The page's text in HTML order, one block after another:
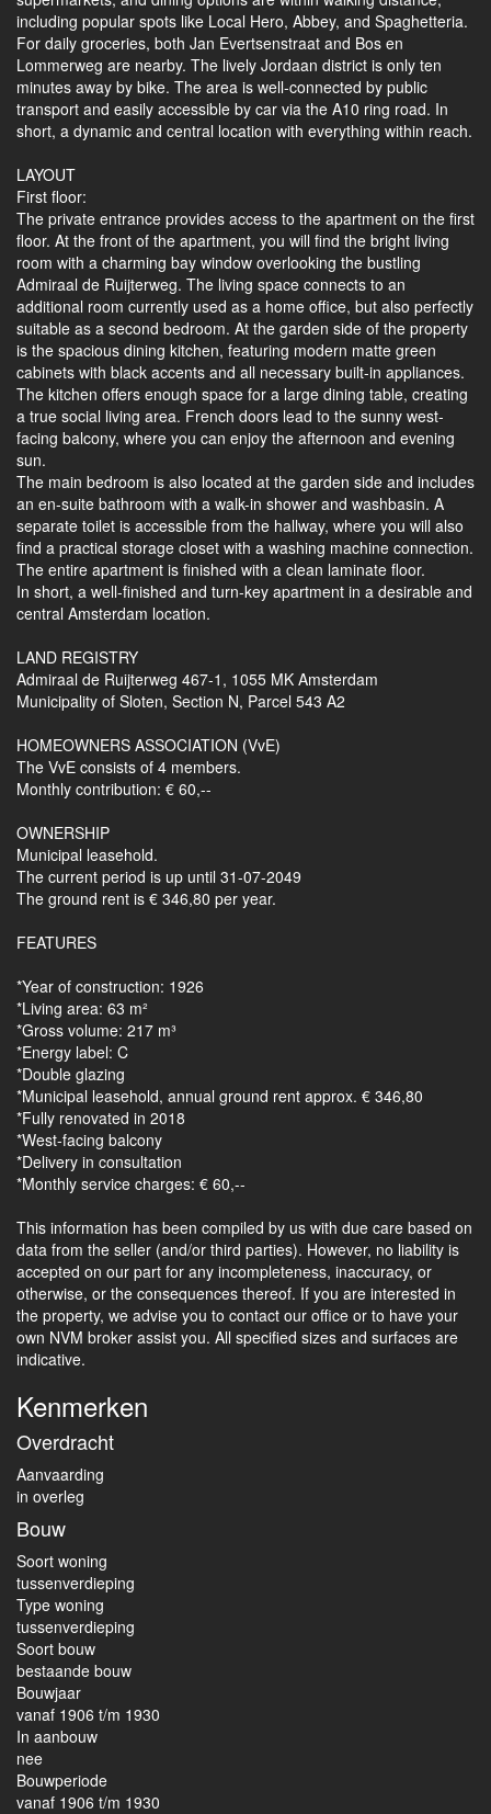
including popular spots like Local Hero, Abbey, and Spaghetteria.
For daily groceries, both Jan Evertsenstraat and Bos en
Lommerweg are nearby. The lively Jordaan district is only ten
minutes away by bike. The area is well-connected by public
transport and easily accessible by car via the A10 ring road. In
short, a dynamic and central location with everything within reach.
LAYOUT
First floor:
The private entrance provides access to the apartment on the first
floor. At the front of the apartment, you will find the bright living
room with a charming bay window overlooking the bustling
Admiraal de Ruijterweg. The living space connects to an
additional room currently used as a home office, but also perfectly
suitable as a second bedroom. At the garden side of the property
is the spacious dining kitchen, featuring modern matte green
cabinets with black accents and all necessary built-in appliances.
The kitchen offers enough space for a large dining table, creating
a true social living area. French doors lead to the sunny west-
facing balcony, where you can enjoy the afternoon and evening
sun.
The main bedroom is also located at the garden side and includes
an en-suite bathroom with a walk-in shower and washbasin. A
separate toilet is accessible from the hallway, where you will also
find a practical storage closet with a washing machine connection.
The entire apartment is finished with a clean laminate floor.
In short, a well-finished and turn-key apartment in a desirable and
central Amsterdam location.
LAND REGISTRY
Admiraal de Ruijterweg 467-1, 1055 MK Amsterdam
Municipality of Sloten, Section N, Parcel 543 A2
HOMEOWNERS ASSOCIATION (VvE)
The VvE consists of 4 members.
Monthly contribution: € 60,--
OWNERSHIP
Municipal leasehold.
The current period is up until 31-07-2049
The ground rent is € 346,80 per year.
FEATURES
*Year of construction: 1926
*Living area: 63 m²
*Gross volume: 217 m³
*Energy label: C
*Double glazing
*Municipal leasehold, annual ground rent approx. € 346,80
*Fully renovated in 2018
*West-facing balcony
*Delivery in consultation
*Monthly service charges: € 60,--
This information has been compiled by us with due care based on
data from the seller (and/or third parties). However, no liability is
accepted on our part for any incompleteness, inaccuracy, or
otherwise, or the consequences thereof. If you are interested in
the property, we advise you to contact our office or to have your
own NVM broker assist you. All specified sizes and surfaces are
indicative.
Kenmerken
Overdracht
Aanvaarding
in overleg
Bouw
Soort woning
tussenverdieping
Type woning
tussenverdieping
Soort bouw
bestaande bouw
Bouwjaar
vanaf 1906 t/m 1930
In aanbouw
nee
Bouwperiode
vanaf 1906 t/m 1930